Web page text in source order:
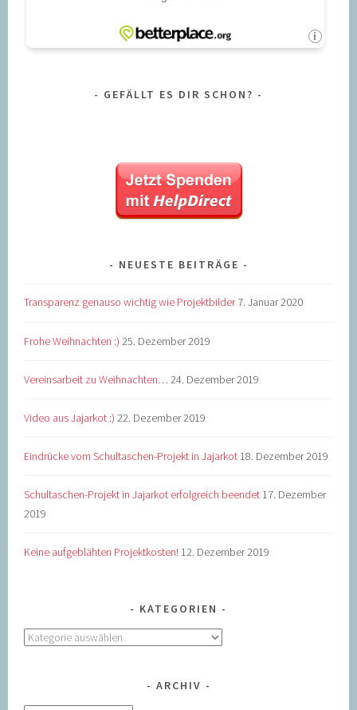
GEFÄLLT ES DIR SCHON?
NEUESTE BEITRÄGE
Transparenz genauso wichtig wie Projektbilder 7. Januar 2020
Frohe Weihnachten :) 25. Dezember 2019
Vereinsarbeit zu Weihnachten… 24. Dezember 2019
Video aus Jajarkot :) 22. Dezember 2019
Eindrücke vom Schultaschen-Projekt in Jajarkot 18. Dezember 2019
Schultaschen-Projekt in Jajarkot erfolgreich beendet 17. Dezember
2019
Keine aufgeblähten Projektkosten! 12. Dezember 2019
KATEGORIEN
Kategorien
ARCHIV